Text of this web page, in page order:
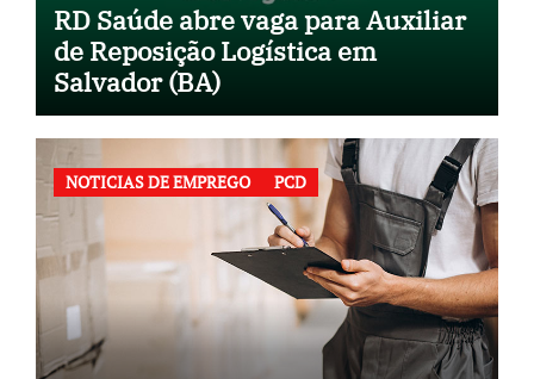
RD Saúde abre vaga para Auxiliar
de Reposição Logística em
Salvador (BA)
NOTICIAS DE EMPREGO PCD